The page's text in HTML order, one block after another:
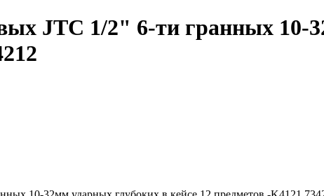
JTC 1/2" 6-ти гранных 10-